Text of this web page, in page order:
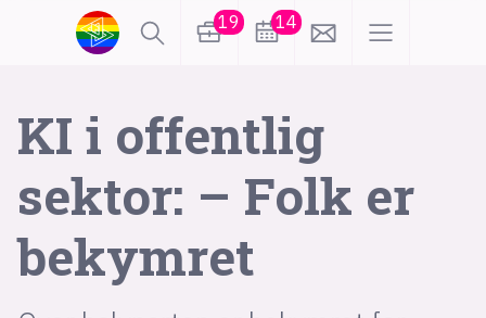
19 14
KI i offentlig
sektor: – Folk er
bekymret
lønn
karriere
meninger
utdanning sikkerhet
frontend
backend
apputvikling